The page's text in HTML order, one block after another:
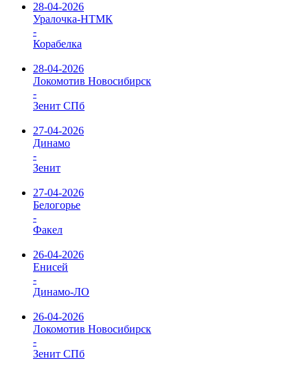
28-04-2026
Уралочка-НТМК
-
Корабелка
28-04-2026
Локомотив Новосибирск
-
Зенит СПб
27-04-2026
Динамо
-
Зенит
27-04-2026
Белогорье
-
Факел
26-04-2026
Енисей
-
Динамо-ЛО
26-04-2026
Локомотив Новосибирск
-
Зенит СПб